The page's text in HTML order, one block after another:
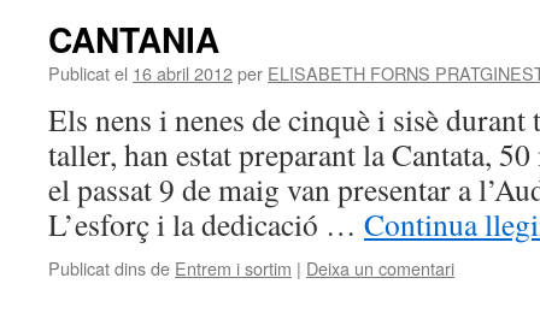
CANTANIA
Publicat el 16 abril 2012per ELISABETH FORNS
Els nens i nenes de cinquè i sisè
taller, han estat preparant la Cantata,
el passat 9 de maig van presentar a
L’esforç i la dedicació … Continua
Publicat dins de Entrem i sortim | Deixa un comentari